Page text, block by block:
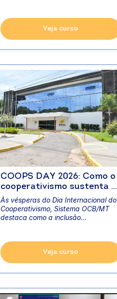
Veja curso
COOPS DAY 2026: Como o
cooperativismo sustenta o
desenvolvimento local e já
representa 17% do PIB
estadual
Às vésperas do Dia Internacional do
Cooperativismo, Sistema OCB/MT
destaca como a inclusão...
Veja curso